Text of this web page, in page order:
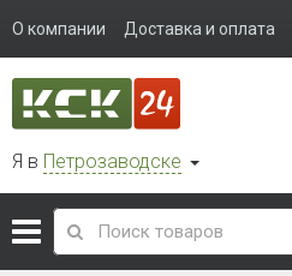
О компании Доставка и оплата
Я в Петрозаводске